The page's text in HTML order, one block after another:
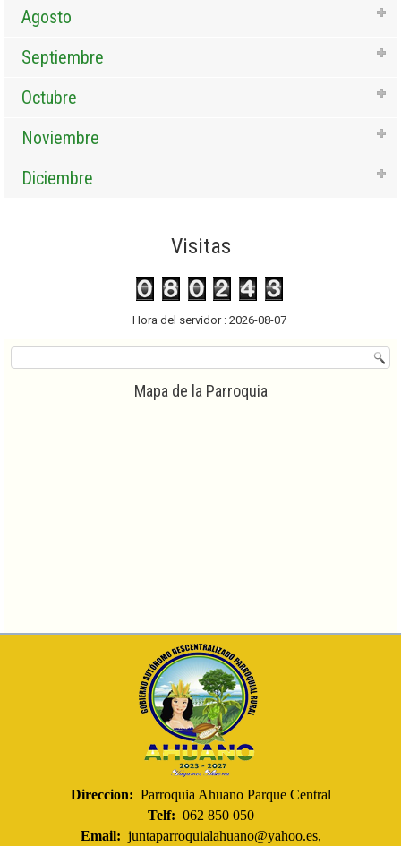
Agosto
Septiembre
Octubre
Noviembre
Diciembre
Visitas
Hora del servidor : 2026-08-07
Mapa de la Parroquia
Direccion: Parroquia Ahuano Parque Central
Telf: 062 850 050
Email: juntaparroquialahuano@yahoo.es,